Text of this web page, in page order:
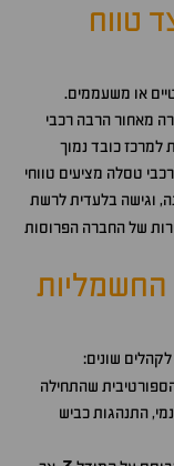
טווח
או משעממים.
מאחור הרבה רכבי
למרכז כובד נמוך
טסלה מציעים טווחי
וגישה בלעדית לרשת
של החברה הפרוסות
החשמליות
שונים:
שהתחילה
התנהגות כביש